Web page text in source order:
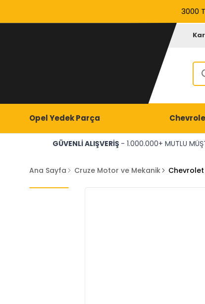
3000
Opel Yedek Parça
GÜVENLİ ALIŞVERİŞ - 1.000.000+ MUTLU
Ana Sayfa Cruze Motor ve Mekanik Chevrolet